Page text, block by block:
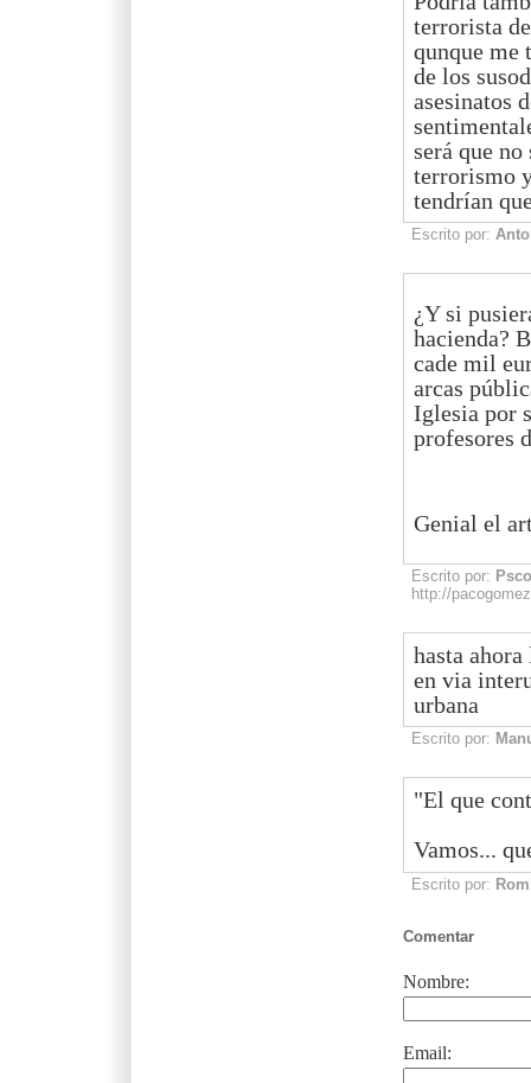
terrorista
qunque me
de los
asesinatos
será que
terrorismo
tendrían
Escrito por:
¿Y si
hacienda?
cade mil
arcas
Iglesia por
profesores
Genial el
Escrito por: Psco
http://
hasta
en via
urbana
Escrito por:
"El que
Vamos...
Escrito por:
Comentar
Nombre:
Email: